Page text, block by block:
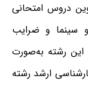
دروس امتحانی
سینما و ضرایب
رشته به‌صورت
ارشد رشته